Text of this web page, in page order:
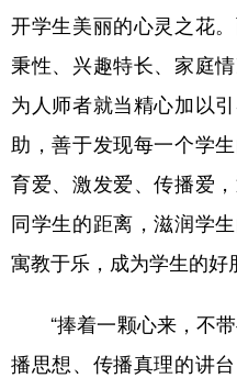
开学生美丽的心灵之花
秉性、兴趣特长、家庭
为人师者就当精心加以
助，善于发现每一个学
育爱、激发爱、传播爱
同学生的距离，滋润学
寓教于乐，成为学生的好
“捧着一颗心来，不带
播思想、传播真理的讲